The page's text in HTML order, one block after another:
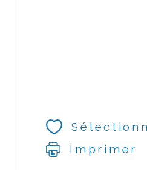
Imprimer